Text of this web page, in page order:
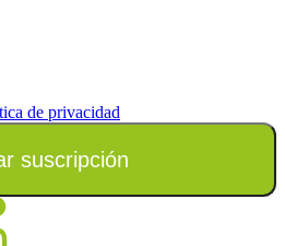
de privacidad
suscripción